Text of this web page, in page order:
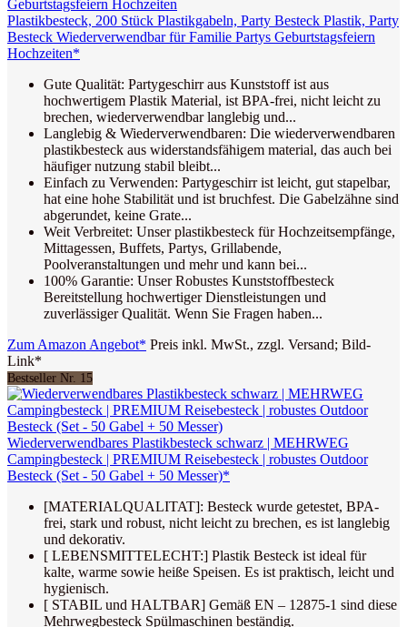
Plastikbesteck, 200 Stück Plastikgabeln, Party Besteck Plastik, Party
Besteck Wiederverwendbar für Familie Partys Geburtstagsfeiern
Hochzeiten*
Gute Qualität: Partygeschirr aus Kunststoff ist aus
hochwertigem Plastik Material, ist BPA-frei, nicht leicht zu
brechen, wiederverwendbar langlebig und...
Langlebig & Wiederverwendbaren: Die wiederverwendbaren
plastikbesteck aus widerstandsfähigem material, das auch bei
häufiger nutzung stabil bleibt...
Einfach zu Verwenden: Partygeschirr ist leicht, gut stapelbar,
hat eine hohe Stabilität und ist bruchfest. Die Gabelzähne sind
abgerundet, keine Grate...
Weit Verbreitet: Unser plastikbesteck für Hochzeitsempfänge,
Mittagessen, Buffets, Partys, Grillabende,
Poolveranstaltungen und mehr und kann bei...
100% Garantie: Unser Robustes Kunststoffbesteck
Bereitstellung hochwertiger Dienstleistungen und
zuverlässiger Qualität. Wenn Sie Fragen haben...
Zum Amazon Angebot* Preis inkl. MwSt., zzgl. Versand; Bild-
Link*
Bestseller Nr. 15
Wiederverwendbares Plastikbesteck schwarz | MEHRWEG
Campingbesteck | PREMIUM Reisebesteck | robustes Outdoor
Besteck (Set - 50 Gabel + 50 Messer)*
[MATERIALQUALITAT]: Besteck wurde getestet, BPA-
frei, stark und robust, nicht leicht zu brechen, es ist langlebig
und dekorativ.
[ LEBENSMITTELECHT:] Plastik Besteck ist ideal für
kalte, warme sowie heiße Speisen. Es ist praktisch, leicht und
hygienisch.
[ STABIL und HALTBAR] Gemäß EN – 12875-1 sind diese
Mehrwegbesteck Spülmaschinen beständig.